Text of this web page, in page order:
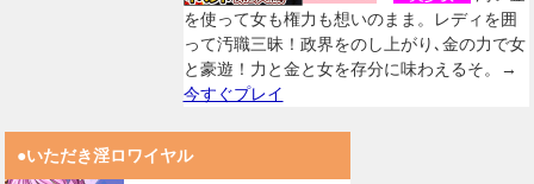
を使って女も権力も想いのまま。レディを囲
って汚職三昧！政界をのし上がり､金の力で女
と豪遊！力と金と女を存分に味わえるそ。→
今すぐプレイ
●いただき淫ロワイヤル